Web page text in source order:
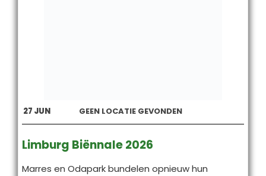
27 JUN GEEN LOCATIE GEVONDEN
Limburg Biënnale 2026
Marres en Odapark bundelen opnieuw hun